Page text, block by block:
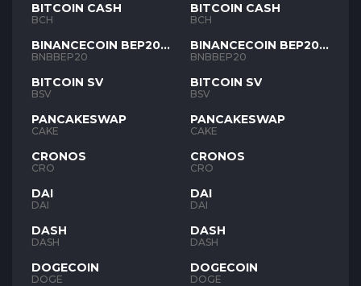
BITCOIN CASH
BCH
BINANCECOIN BEP20
BNB
BNBBEP20
BITCOIN SV
BSV
PANCAKESWAP
CAKE
CRONOS
CRO
DAI
DAI
DASH
DASH
DOGECOIN
DOGE
BITCOIN CASH
BCH
BINANCECOIN BEP20
BNB
BNBBEP20
BITCOIN SV
BSV
PANCAKESWAP
CAKE
CRONOS
CRO
DAI
DAI
DASH
DASH
DOGECOIN
DOGE